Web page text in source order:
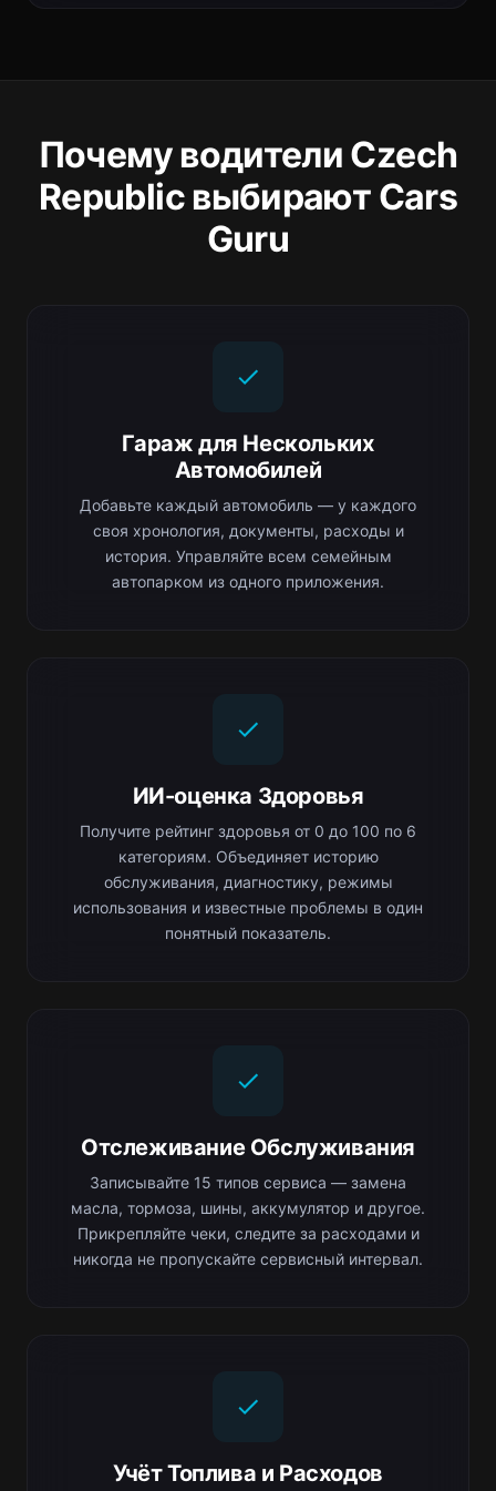
Почему водители Czech
Republic выбирают Cars
Guru
Гараж для Нескольких
Автомобилей
Добавьте каждый автомобиль — у каждого
своя хронология, документы, расходы и
история. Управляйте всем семейным
автопарком из одного приложения.
ИИ-оценка Здоровья
Получите рейтинг здоровья от 0 до 100 по 6
категориям. Объединяет историю
обслуживания, диагностику, режимы
использования и известные проблемы в один
понятный показатель.
Отслеживание Обслуживания
Записывайте 15 типов сервиса — замена
масла, тормоза, шины, аккумулятор и другое.
Прикрепляйте чеки, следите за расходами и
никогда не пропускайте сервисный интервал.
Учёт Топлива и Расходов